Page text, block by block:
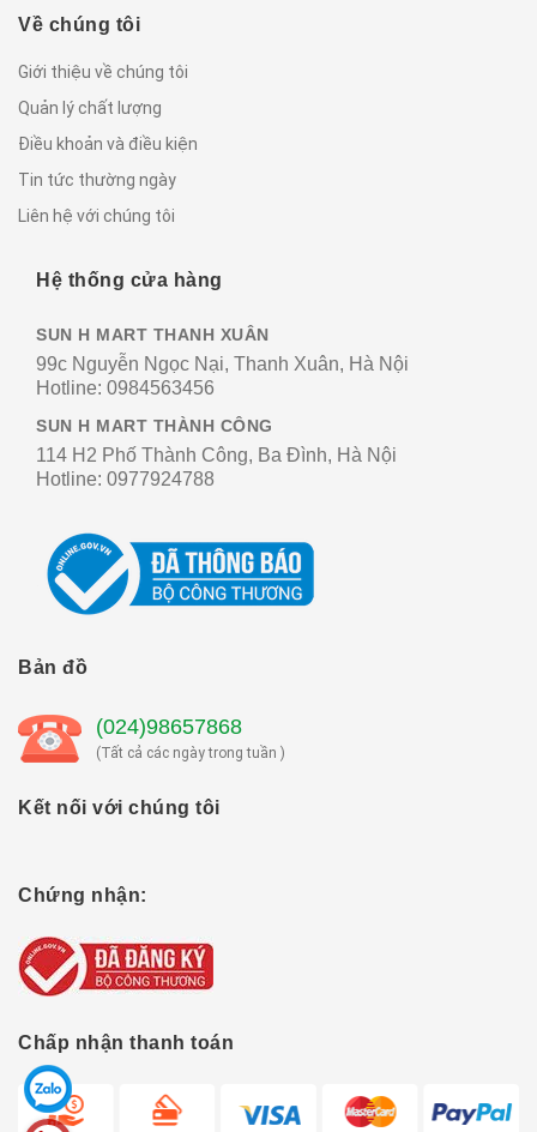
Về chúng tôi
Giới thiệu về chúng tôi
Quản lý chất lượng
Điều khoản và điều kiện
Tin tức thường ngày
Liên hệ với chúng tôi
Hệ thống cửa hàng
SUN H MART THANH XUÂN
99c Nguyễn Ngọc Nại, Thanh Xuân, Hà Nội
Hotline: 0984563456
SUN H MART THÀNH CÔNG
114 H2 Phố Thành Công, Ba Đình, Hà Nội
Hotline: 0977924788
Bản đồ
(024)98657868
(Tất cả các ngày trong tuần )
Kết nối với chúng tôi
Chứng nhận:
Chấp nhận thanh toán